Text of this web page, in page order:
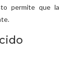
permite que la